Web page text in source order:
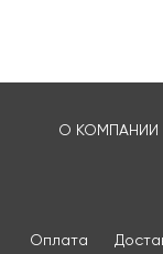
О КОМПАНИИ
Оплата